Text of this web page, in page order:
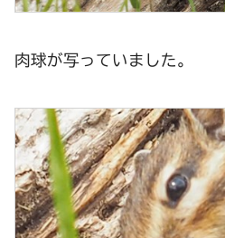
肉球が写っていました。